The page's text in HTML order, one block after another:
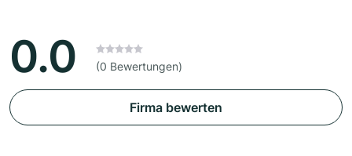
0.0 (0 Bewertungen)
Firma bewerten